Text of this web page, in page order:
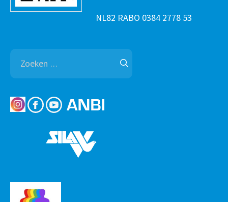
NL82 RABO 0384 2778 53
Zoeken
naar: